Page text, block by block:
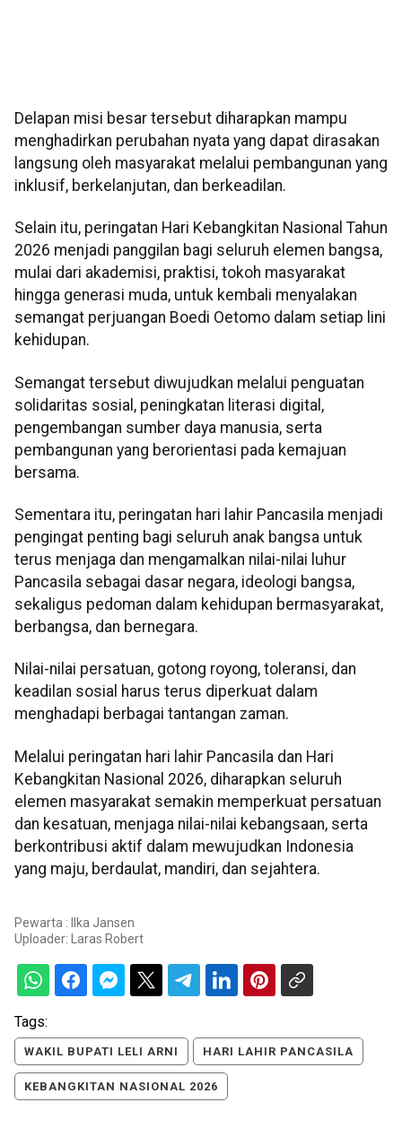
Delapan misi besar tersebut diharapkan mampu
menghadirkan perubahan nyata yang dapat dirasakan
langsung oleh masyarakat melalui pembangunan yang
inklusif, berkelanjutan, dan berkeadilan.
Selain itu, peringatan Hari Kebangkitan Nasional Tahun
2026 menjadi panggilan bagi seluruh elemen bangsa,
mulai dari akademisi, praktisi, tokoh masyarakat
hingga generasi muda, untuk kembali menyalakan
semangat perjuangan Boedi Oetomo dalam setiap lini
kehidupan.
Semangat tersebut diwujudkan melalui penguatan
solidaritas sosial, peningkatan literasi digital,
pengembangan sumber daya manusia, serta
pembangunan yang berorientasi pada kemajuan
bersama.
Sementara itu, peringatan hari lahir Pancasila menjadi
pengingat penting bagi seluruh anak bangsa untuk
terus menjaga dan mengamalkan nilai-nilai luhur
Pancasila sebagai dasar negara, ideologi bangsa,
sekaligus pedoman dalam kehidupan bermasyarakat,
berbangsa, dan bernegara.
Nilai-nilai persatuan, gotong royong, toleransi, dan
keadilan sosial harus terus diperkuat dalam
menghadapi berbagai tantangan zaman.
Melalui peringatan hari lahir Pancasila dan Hari
Kebangkitan Nasional 2026, diharapkan seluruh
elemen masyarakat semakin memperkuat persatuan
dan kesatuan, menjaga nilai-nilai kebangsaan, serta
berkontribusi aktif dalam mewujudkan Indonesia
yang maju, berdaulat, mandiri, dan sejahtera.
Pewarta : Ilka Jansen
Uploader: Laras Robert
Tags:
WAKIL BUPATI LELI ARNI HARI LAHIR PANCASILA
KEBANGKITAN NASIONAL 2026